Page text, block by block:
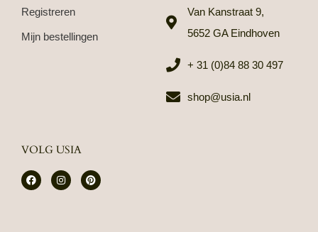
Registreren
Mijn bestellingen
Van Kanstraat 9,
5652 GA Eindhoven
+ 31 (0)84 88 30 497
shop@usia.nl
VOLG USIA
F
a
I
n
P
i